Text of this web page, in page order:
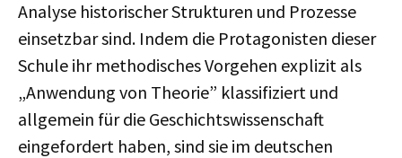
Analyse historischer Strukturen und Prozesse
einsetzbar sind. Indem die Protagonisten dieser
Schule ihr methodisches Vorgehen explizit als
„Anwendung von Theorie” klassifiziert und
allgemein für die Geschichtswissenschaft
eingefordert haben, sind sie im deutschen